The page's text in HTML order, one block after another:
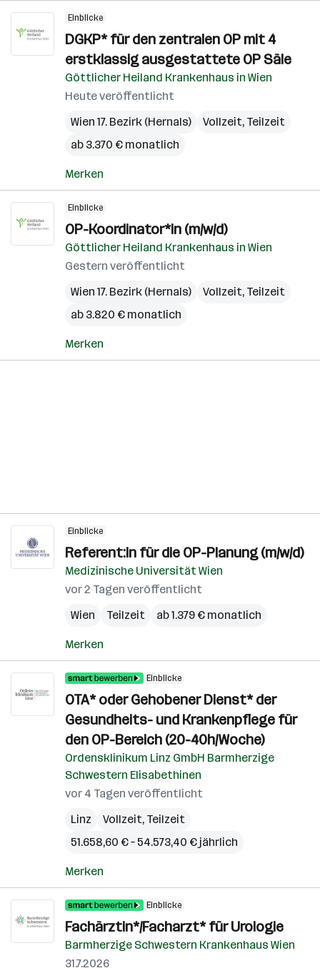
Einblicke
DGKP* für den zentralen OP mit 4
erstklassig ausgestattete OP Säle
Göttlicher Heiland Krankenhaus in Wien
Heute veröffentlicht
Wien 17. Bezirk (Hernals)
Vollzeit, Teilzeit
ab 3.370 € monatlich
Merken
Einblicke
OP-Koordinator*in (m/w/d)
Göttlicher Heiland Krankenhaus in Wien
Gestern veröffentlicht
Wien 17. Bezirk (Hernals)
Vollzeit, Teilzeit
ab 3.820 € monatlich
Merken
Einblicke
Referent:in für die OP-Planung (m/w/d)
Medizinische Universität Wien
vor 2 Tagen veröffentlicht
Wien
Teilzeit ab 1.379 € monatlich
Merken
Einblicke
OTA* oder Gehobener Dienst* der
Gesundheits- und Krankenpflege für
den OP-Bereich (20-40h/Woche)
Ordensklinikum Linz GmbH Barmherzige
Schwestern Elisabethinen
vor 4 Tagen veröffentlicht
Linz
Vollzeit, Teilzeit
51.658,60 € – 54.573,40 € jährlich
Merken
Einblicke
Fachärztin*/Facharzt* für Urologie
Barmherzige Schwestern Krankenhaus Wien
31.7.2026